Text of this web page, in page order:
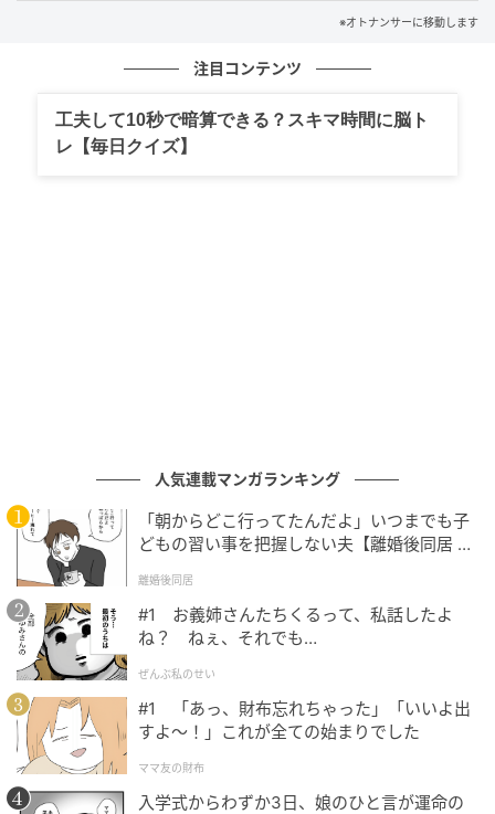
※オトナンサーに移動します
注目コンテンツ
工夫して10秒で暗算できる？スキマ時間に脳ト
レ【毎日クイズ】
人気連載マンガランキング
「朝からどこ行ってたんだよ」いつまでも子
どもの習い事を把握しない夫【離婚後同居 Vo
離婚後同居
#1 お義姉さんたちくるって、私話したよ
ね？ ねぇ、それでも…
ぜんぶ私のせい
#1 「あっ、財布忘れちゃった」「いいよ出
すよ〜！」これが全ての始まりでした
ママ友の財布
入学式からわずか3日、娘のひと言が運命の